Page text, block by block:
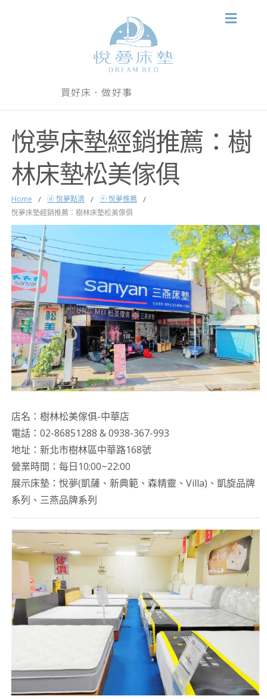
買好床．做好事
悅夢床墊經銷推薦：樹
林床墊松美傢俱
Home / ⓓ 悅夢點滴 / ⓔ 悅夢推薦 /
悅夢床墊經銷推薦：樹林床墊松美傢俱
店名：樹林松美傢俱-中華店
電話：02-86851288 & 0938-367-993
地址：新北市樹林區中華路168號
營業時間：每日10:00~22:00
展示床墊：悅夢(凱薩、新典範、森精靈、Villa)、凱旋品牌
系列、三燕品牌系列